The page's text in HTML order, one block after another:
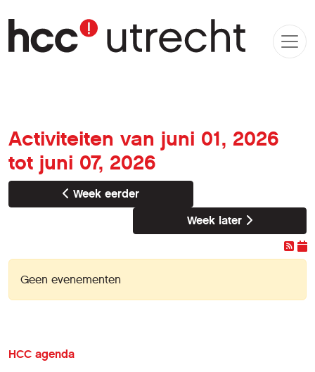
Activiteiten van juni 01, 2026
tot juni 07, 2026
Week eerder
Week later
Geen evenementen
HCC agenda